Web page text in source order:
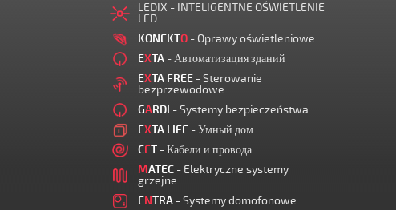
LEDIX - INTELIGENTNE OŚWIETLENIE
LED
KONEKTO - Oprawy oświetleniowe
EXTA - Автоматизация зданий
EXTA FREE - Sterowanie
bezprzewodowe
GARDI - Systemy bezpieczeństwa
EXTA LIFE - Умный дом
CET - Кабели и провода
MATEC - Elektryczne systemy
grzejne
ENTRA - Systemy domofonowe